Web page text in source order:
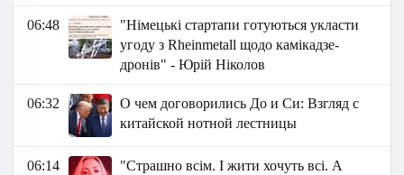
06:48
"Німецькі стартапи готуються укласти
угоду з Rheinmetall щодо камікадзе-
дронів" - Юрій Ніколов
06:32
О чем договорились До и Си: Взгляд с
китайской нотной лестницы
06:14
"Страшно всім. І жити хочуть всі. А